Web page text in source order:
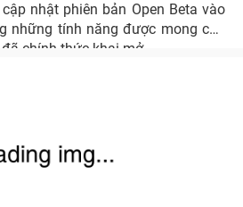
nhật phiên bản Open Beta vào
những tính năng được mong chờ
chính thức khai mở.